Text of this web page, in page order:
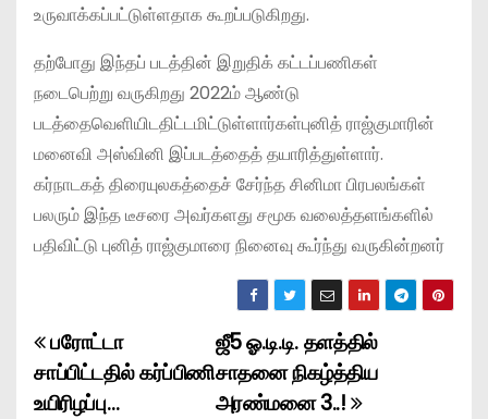
உருவாக்கப்பட்டுள்ளதாக கூறப்படுகிறது.
தற்போது இந்தப் படத்தின் இறுதிக் கட்டப்பணிகள்
நடைபெற்று வருகிறது 2022ம் ஆண்டு
படத்தைவெளியிடதிட்டமிட்டுள்ளார்கள்புனித் ராஜ்குமாரின்
மனைவி அஸ்வினி இப்படத்தைத் தயாரித்துள்ளார்.
கர்நாடகத் திரையுலகத்தைச் சேர்ந்த சினிமா பிரபலங்கள்
பலரும் இந்த டீசரை அவர்களது சமூக வலைத்தளங்களில்
பதிவிட்டு புனித் ராஜ்குமாரை நினைவு கூர்ந்து வருகின்றனர்
P
o
ஜீ5 ஓ.டி.டி. தளத்தில்
சாதனை நிகழ்த்திய
அரண்மனை 3..!
பரோட்டா
சாப்பிட்டதில் கர்ப்பிணி
உயிரிழப்பு…